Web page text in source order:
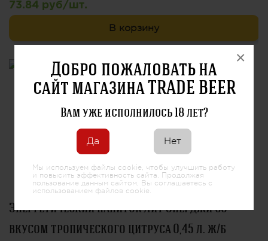
Добро пожаловать на
сайт магазина TRADE BEER
Вам уже исполнилось 18 лет?
Да Нет
Мы используем файлы cookie, чтобы улучшить работу
и повысить эффективность сайта. Продолжая
пользование данным сайтом, Вы соглашаетесь с
использованием файлов cookie.
×
73.84 руб/шт.
В корзину
Энергетический напиток Лит Энерджи со
вкусом тропического цитруса 0,45 л. ж/б